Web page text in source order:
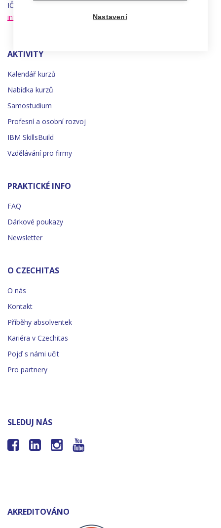
IČO 22834958 | DIČ CZ22834958
info@czechitas.cz
AKTIVITY
Kalendář kurzů
Nabídka kurzů
Samostudium
Profesní a osobní rozvoj
IBM SkillsBuild
Vzdělávání pro firmy
PRAKTICKÉ INFO
FAQ
Dárkové poukazy
Newsletter
O CZECHITAS
O nás
Kontakt
Příběhy absolventek
Kariéra v Czechitas
Pojď s námi učit
Pro partnery
SLEDUJ NÁS
   
AKREDITOVÁNO
Nastavení